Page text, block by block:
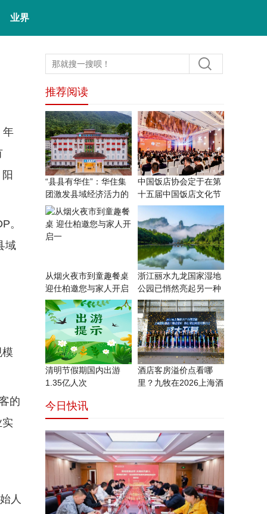
业界
年
。
域
的
人
推荐阅读
“县县有华住”：华住集
团激发县域经济活力的
品
中国饭店协会定于在第
十五届中国饭店文化节
期间
从烟火夜市到童趣餐桌
迎仕柏邀您与家人开启
一
浙江丽水九龙国家湿地
公园已悄然亮起另一种
浪漫
清明节假期国内出游
1.35亿人次
酒店客房溢价点看哪
里？九牧在2026上海酒
今日快讯